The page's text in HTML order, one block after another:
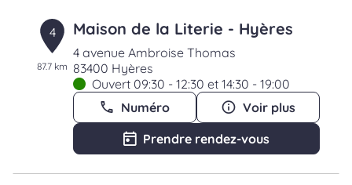
4
87.7 km
Maison de la Literie - Hyères
4 avenue Ambroise Thomas
83400 Hyères
Ouvert 09:30 - 12:30 et 14:30 - 19:00
Numéro
Voir plus
Prendre rendez-vous